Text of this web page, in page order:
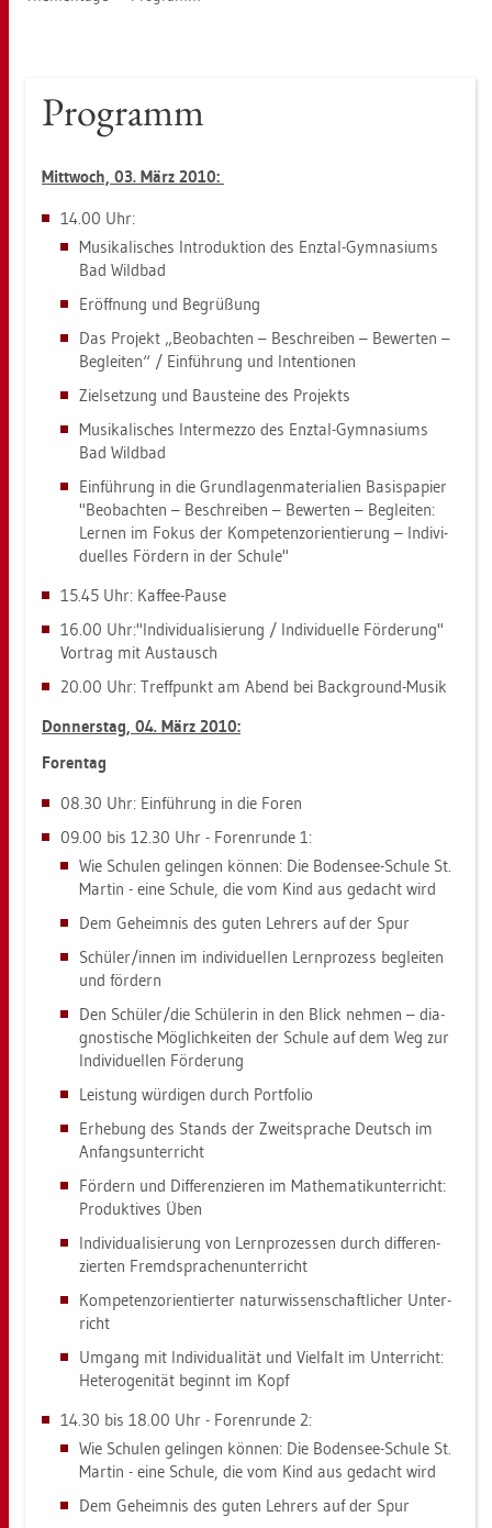
Pro­gramm
Mitt­woch, 03. März 2010:
14.00 Uhr:
Mu­si­ka­li­sches In­tro­duk­ti­on des Enz­tal-Gym­na­si­ums
Bad Wild­bad
Er­öff­nung und Be­grü­ßung
Das Pro­jekt „Be­ob­ach­ten – Be­schrei­ben – Be­wer­ten –
Be­glei­ten“ / Ein­füh­rung und In­ten­tio­nen
Ziel­set­zung und Bau­stei­ne des Pro­jekts
Mu­si­ka­li­sches In­ter­mez­zo des Enz­tal-Gym­na­si­ums
Bad Wild­bad
Ein­füh­rung in die Grund­la­gen­ma­te­ria­li­en Ba­sis­pa­pier
"Be­ob­ach­ten – Be­schrei­ben – Be­wer­ten – Be­glei­ten:
Ler­nen im Fokus der Kom­pe­tenz­ori­en­tie­rung – In­di­vi­
du­el­les För­dern in der Schu­le"
15.45 Uhr: Kaf­fee-Pause
16.00 Uhr:"In­di­vi­dua­li­sie­rung / In­di­vi­du­el­le För­de­rung"
Vor­trag mit Aus­tausch
20.00 Uhr: Treff­punkt am Abend bei Back­ground-Musik
Don­ners­tag, 04. März 2010:
Fo­ren­tag
08.30 Uhr: Ein­füh­rung in die Foren
09.00 bis 12.30 Uhr - Fo­ren­run­de 1:
Wie Schu­len ge­lin­gen kön­nen: Die Bo­den­see-Schu­le St.
Mar­tin - eine Schu­le, die vom Kind aus ge­dacht wird
Dem Ge­heim­nis des guten Leh­rers auf der Spur
Schü­ler/innen im in­di­vi­du­el­len Lern­pro­zess be­glei­ten
und för­dern
Den Schü­ler/die Schü­le­rin in den Blick neh­men – dia­
gnos­ti­sche Mög­lich­kei­ten der Schu­le auf dem Weg zur
In­di­vi­du­el­len För­de­rung
Leis­tung wür­di­gen durch Port­fo­lio
Er­he­bung des Stands der Zweit­spra­che Deutsch im
An­fangs­un­ter­richt
För­dern und Dif­fe­ren­zie­ren im Ma­the­ma­tik­un­ter­richt:
Pro­duk­ti­ves Üben
In­di­vi­dua­li­sie­rung von Lern­pro­zes­sen durch dif­fe­ren­
zier­ten Fremd­spra­chen­un­ter­richt
Kom­pe­tenz­ori­en­tier­ter na­tur­wis­sen­schaft­li­cher Un­ter­
richt
Um­gang mit In­di­vi­dua­li­tät und Viel­falt im Un­ter­richt:
He­te­ro­ge­ni­tät be­ginnt im Kopf
14.30 bis 18.00 Uhr - Fo­ren­run­de 2:
Wie Schu­len ge­lin­gen kön­nen: Die Bo­den­see-Schu­le St.
Mar­tin - eine Schu­le, die vom Kind aus ge­dacht wird
Dem Ge­heim­nis des guten Leh­rers auf der Spur